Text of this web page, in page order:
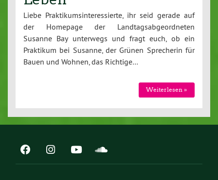
Liebe Praktikumsinteressierte, ihr seid gerade auf
der Homepage der Landtagsabgeordneten
Susanne Bay unterwegs und fragt euch, ob ein
Praktikum bei Susanne, der Grünen Sprecherin für
Bauen und Wohnen, das Richtige…
Weiterlesen »